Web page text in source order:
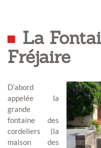
La
Fréjaire
D’abord
appelée la
grande
fontaine des
cordeliers (la
maison des